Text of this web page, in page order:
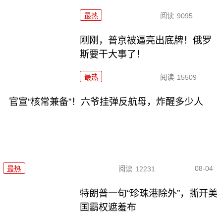
最热 阅读 9095
刚刚，普京被逼亮出底牌！俄罗
斯要干大事了！
最热 阅读 15509
官宣“核常兼备”！六爷挂弹反航母，炸醒多少人
最热 阅读 12231 08-04
特朗普一句“珍珠港除外”，撕开美
国霸权遮羞布